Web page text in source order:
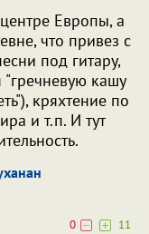
Европы, а
что привез с
под гитару,
"гречневую кашу
кряхтение по
и т.п. И тут
0
11